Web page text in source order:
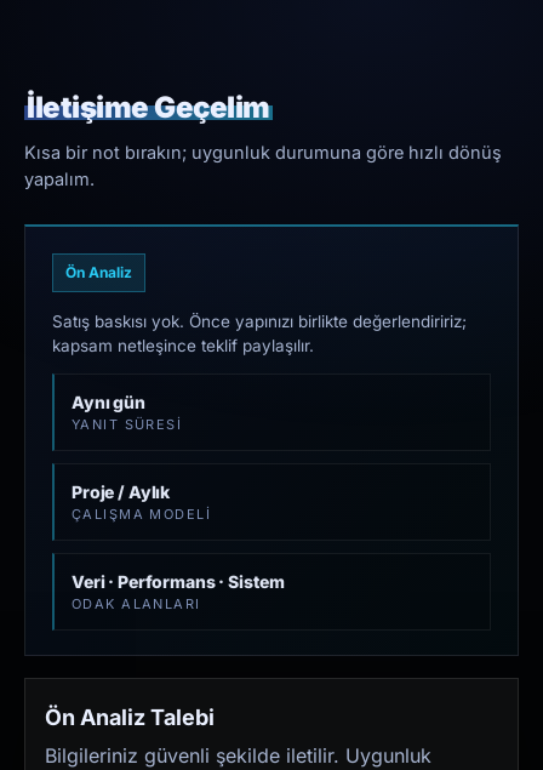
İletişime Geçelim
Kısa bir not bırakın; uygunluk durumuna göre hızlı dönüş
yapalım.
Ön Analiz
Satış baskısı yok. Önce yapınızı birlikte değerlendiririz;
kapsam netleşince teklif paylaşılır.
Aynı gün
YANIT SÜRESI
Proje / Aylık
ÇALIŞMA MODELI
Veri · Performans · Sistem
ODAK ALANLARI
Ön Analiz Talebi
Bilgileriniz güvenli şekilde iletilir. Uygunluk